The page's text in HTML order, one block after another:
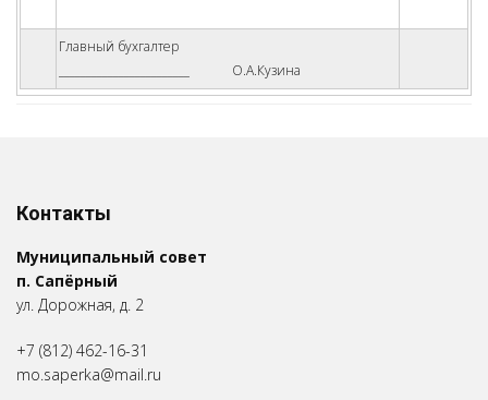
Главный бухгалтер
________________________ О.А.Кузина
Контакты
Муниципальный совет
п. Сапёрный
ул. Дорожная, д. 2
+7 (812) 462-16-31
mo.saperka@mail.ru